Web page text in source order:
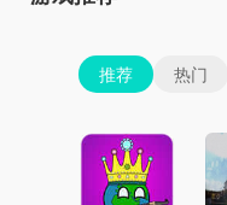
推荐 热门